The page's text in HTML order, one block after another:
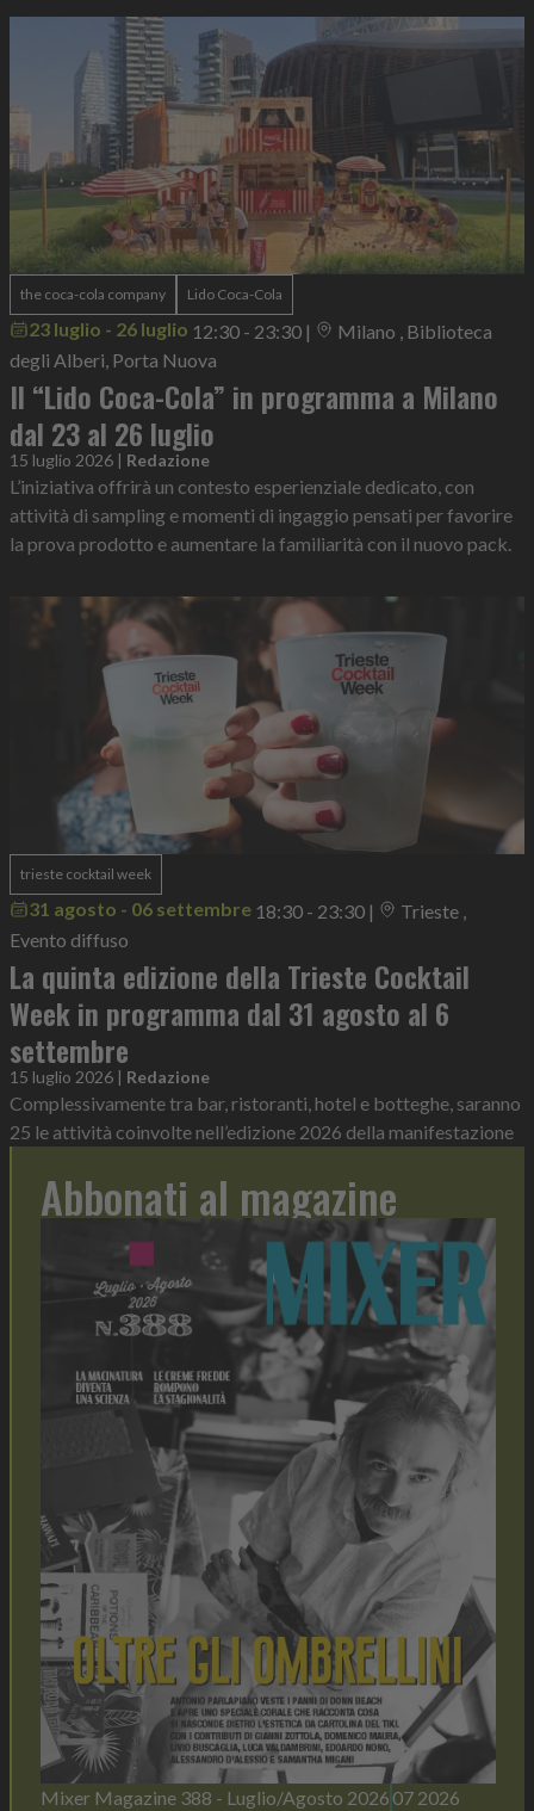
the coca-cola company Lido Coca-Cola
23 luglio - 26 luglio 12:30 - 23:30 |
Milano , Biblioteca
degli Alberi, Porta Nuova
Il “Lido Coca-Cola” in programma a Milano
dal 23 al 26 luglio
15 luglio 2026 | Redazione
L’iniziativa offrirà un contesto esperienziale dedicato, con
attività di sampling e momenti di ingaggio pensati per favorire
la prova prodotto e aumentare la familiarità con il nuovo pack.
trieste cocktail week
31 agosto - 06 settembre 18:30 - 23:30 |
Trieste ,
Evento diffuso
La quinta edizione della Trieste Cocktail
Week in programma dal 31 agosto al 6
settembre
15 luglio 2026 | Redazione
Complessivamente tra bar, ristoranti, hotel e botteghe, saranno
25 le attività coinvolte nell’edizione 2026 della manifestazione
Abbonati al magazine
Mixer Magazine 388 - Luglio/Agosto 2026 07 2026